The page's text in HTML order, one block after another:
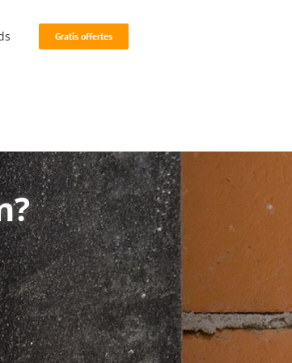
Gratis offertes